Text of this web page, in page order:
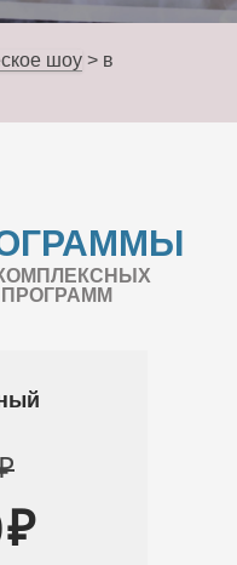
шоу > в